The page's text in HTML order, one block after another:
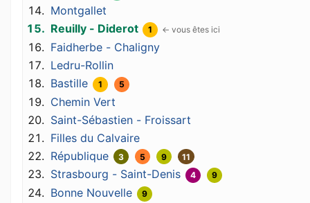
Montgallet
Reuilly - Diderot
1
Faidherbe - Chaligny
Ledru-Rollin
Bastille
1 5
Chemin Vert
Saint-Sébastien - Froissart
Filles du Calvaire
République
3 5 9 11
Strasbourg - Saint-Denis 4 9
Bonne Nouvelle 9